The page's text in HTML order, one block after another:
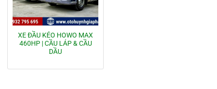
XE ĐẦU KÉO HOWO MAX
460HP | CẦU LÁP & CẦU
DẦU